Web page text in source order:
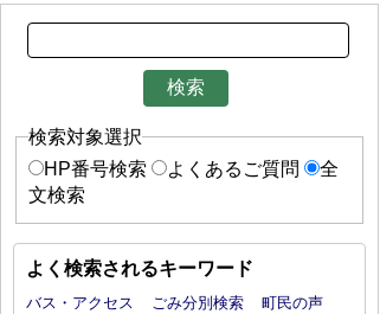
検索対象選択
HP番号検索
よくあるご質問
全
文検索
よく検索されるキーワード
バス・アクセス ごみ分別検索
町民の声